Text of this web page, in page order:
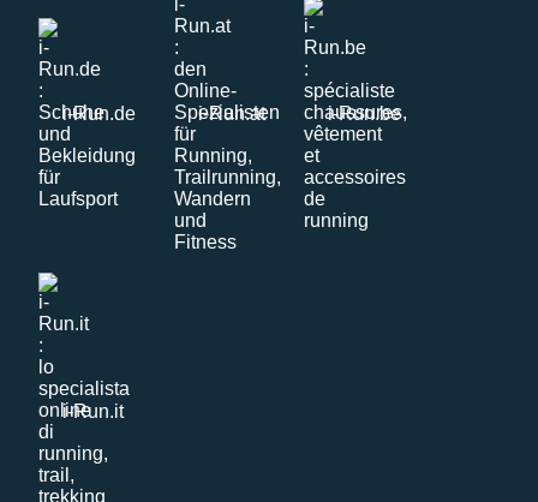
i-Run.de i-Run.at i-Run.be
i-Run.it